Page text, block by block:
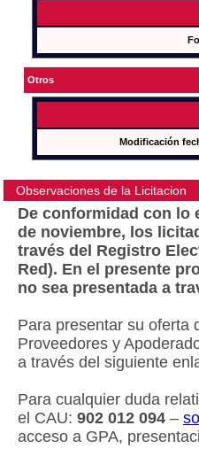
Otros
Modificación
Observaciones de la Licitacion
De conformidad con lo
de noviembre, los
través del Registro
Red). En el presente
no sea presentada a
Para presentar su oferta
Proveedores y
a través del siguiente
Para cualquier duda
el CAU: 902 012 094 –
acceso a GPA,